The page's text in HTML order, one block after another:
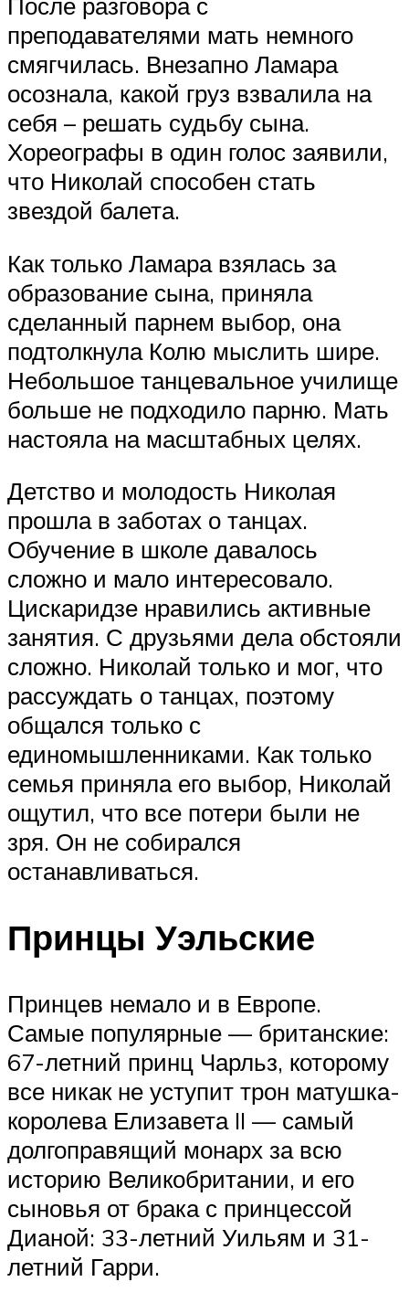
преподавателями мать немного
смягчилась. Внезапно Ламара
осознала, какой груз взвалила на
себя – решать судьбу сына.
Хореографы в один голос заявили,
что Николай способен стать
звездой балета.
Как только Ламара взялась за
образование сына, приняла
сделанный парнем выбор, она
подтолкнула Колю мыслить шире.
Небольшое танцевальное училище
больше не подходило парню. Мать
настояла на масштабных целях.
Детство и молодость Николая
прошла в заботах о танцах.
Обучение в школе давалось
сложно и мало интересовало.
Цискаридзе нравились активные
занятия. С друзьями дела обстояли
сложно. Николай только и мог, что
рассуждать о танцах, поэтому
общался только с
единомышленниками. Как только
семья приняла его выбор, Николай
ощутил, что все потери были не
зря. Он не собирался
останавливаться.
Принцы Уэльские
Принцев немало и в Европе.
Самые популярные — британские:
67-летний принц Чарльз, которому
все никак не уступит трон матушка-
королева Елизавета II — самый
долгоправящий монарх за всю
историю Великобритании, и его
сыновья от брака с принцессой
Дианой: 33-летний Уильям и 31-
летний Гарри.